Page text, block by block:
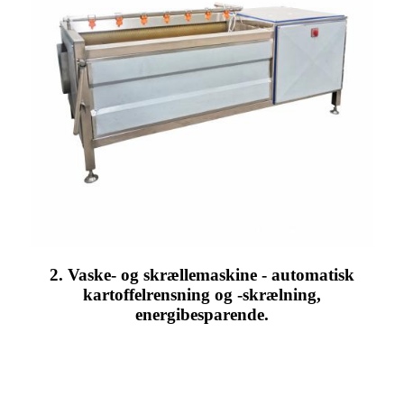
2. Vaske- og skrællemaskine - automatisk
kartoffelrensning og -skrælning,
energibesparende.